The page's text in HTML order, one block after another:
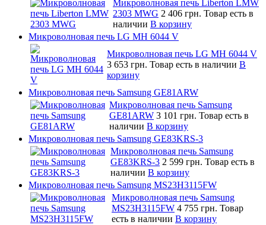
Микроволновая печь Liberton LMW
2303 MWG 2 406 грн. Товар есть в
наличии В корзину
Микроволновая печь LG MH 6044 V
Микроволновая печь LG MH 6044 V
3 653 грн. Товар есть в наличии В
корзину
Микроволновая печь Samsung GE81ARW
Микроволновая печь Samsung
GE81ARW 3 101 грн. Товар есть в
наличии В корзину
Микроволновая печь Samsung GE83KRS-3
Микроволновая печь Samsung
GE83KRS-3 2 599 грн. Товар есть в
наличии В корзину
Микроволновая печь Samsung MS23H3115FW
Микроволновая печь Samsung
MS23H3115FW 4 755 грн. Товар
есть в наличии В корзину